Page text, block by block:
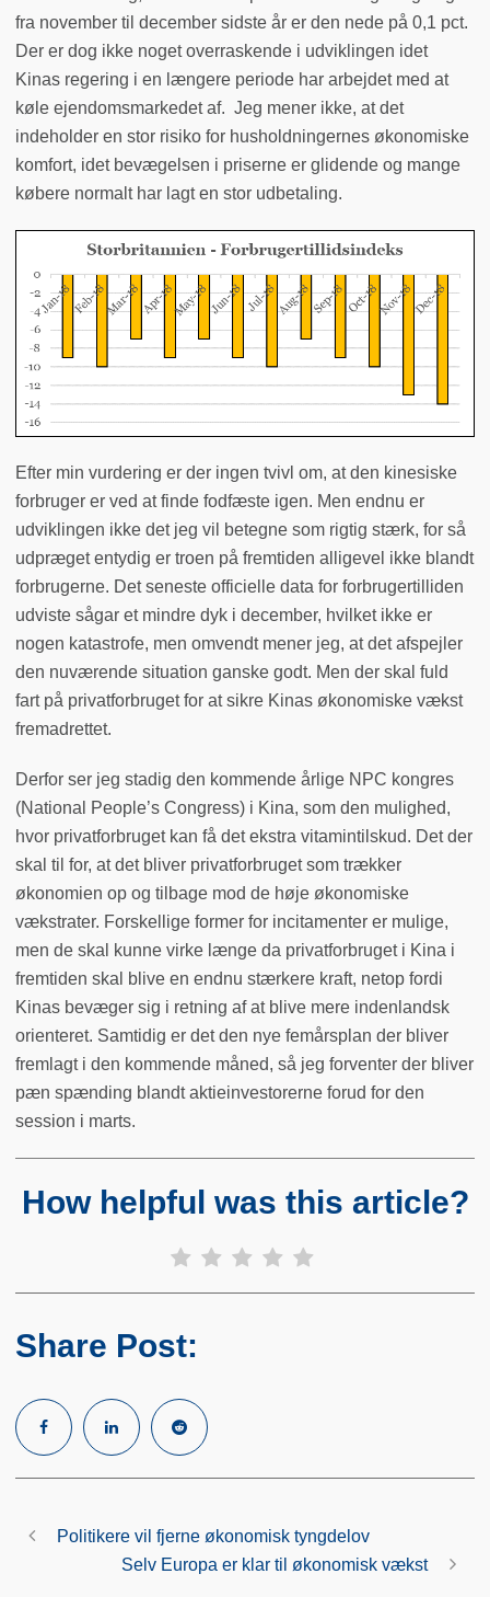
fra november til december sidste år er den nede på 0,1 pct.
Der er dog ikke noget overraskende i udviklingen idet
Kinas regering i en længere periode har arbejdet med at
køle ejendomsmarkedet af. Jeg mener ikke, at det
indeholder en stor risiko for husholdningernes økonomiske
komfort, idet bevægelsen i priserne er glidende og mange
købere normalt har lagt en stor udbetaling.
Efter min vurdering er der ingen tvivl om, at den kinesiske
forbruger er ved at finde fodfæste igen. Men endnu er
udviklingen ikke det jeg vil betegne som rigtig stærk, for så
udpræget entydig er troen på fremtiden alligevel ikke blandt
forbrugerne. Det seneste officielle data for forbrugertilliden
udviste sågar et mindre dyk i december, hvilket ikke er
nogen katastrofe, men omvendt mener jeg, at det afspejler
den nuværende situation ganske godt. Men der skal fuld
fart på privatforbruget for at sikre Kinas økonomiske vækst
fremadrettet.
Derfor ser jeg stadig den kommende årlige NPC kongres
(National People’s Congress) i Kina, som den mulighed,
hvor privatforbruget kan få det ekstra vitamintilskud. Det der
skal til for, at det bliver privatforbruget som trækker
økonomien op og tilbage mod de høje økonomiske
vækstrater. Forskellige former for incitamenter er mulige,
men de skal kunne virke længe da privatforbruget i Kina i
fremtiden skal blive en endnu stærkere kraft, netop fordi
Kinas bevæger sig i retning af at blive mere indenlandsk
orienteret. Samtidig er det den nye femårsplan der bliver
fremlagt i den kommende måned, så jeg forventer der bliver
pæn spænding blandt aktieinvestorerne forud for den
session i marts.
How helpful was this article?
Share Post:
Politikere vil fjerne økonomisk tyngdelov
Selv Europa er klar til økonomisk vækst